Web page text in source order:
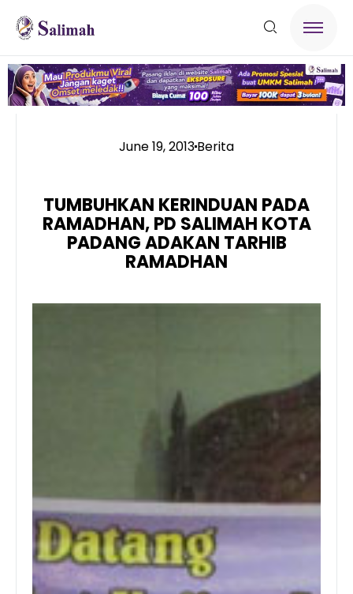
June 19, 2013Berita
TUMBUHKAN KERINDUAN PADA
RAMADHAN, PD SALIMAH KOTA
PADANG ADAKAN TARHIB
RAMADHAN